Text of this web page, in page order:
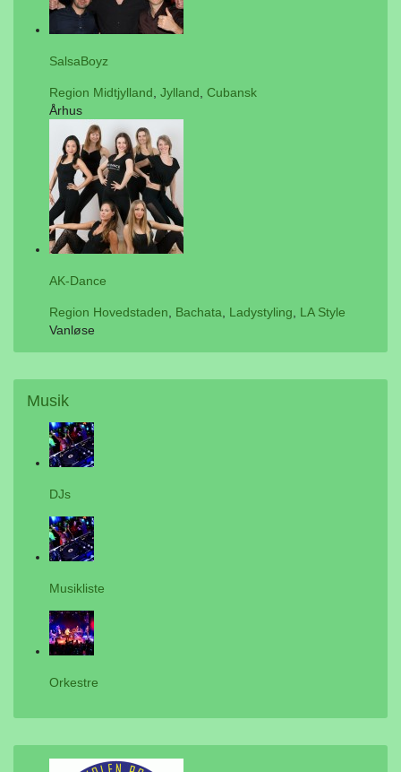
SalsaBoyz
Region Midtjylland Jylland Cubansk
Århus
AK-Dance
Region Hovedstaden Bachata Ladystyling
LA Style
Vanløse
Musik
DJs
Musikliste
Orkestre